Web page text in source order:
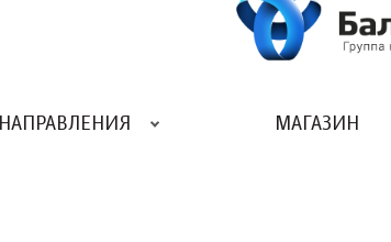
НАПРАВЛЕНИЯ МАГАЗИН